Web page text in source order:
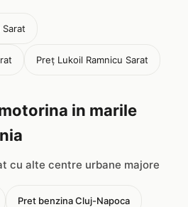
Preț Lukoil Ramnicu Sarat
in marile
cu alte centre urbane majore
Pret benzina Cluj-Napoca